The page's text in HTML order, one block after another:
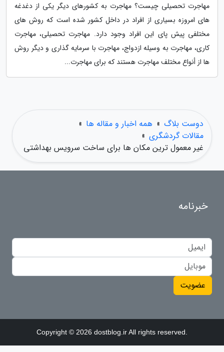
مهاجرت تحصیلی چیست؟ مهاجرت به کشورهای دیگر یکی از دغدغه
های امروزه بسیاری از افراد در داخل کشور شده است که روش های
مختلفی پیش پای این افراد وجود دارد. مهاجرت تحصیلی، مهاجرت
کاری، مهاجرت به وسیله ازدواج، مهاجرت با سرمایه گذاری و دیگر روش
ها از أنواع مختلف مهاجرت هستند که برای مهاجرت...
دوست بلاگ » همه اخبار و مقاله ها »
مقالات گردشگری »
غیر معمول ترین مکان ها برای ساخت سرویس بهداشتی
خبرنامه
عضویت
Copyright © 2026 dostblog.ir All rights reserved.